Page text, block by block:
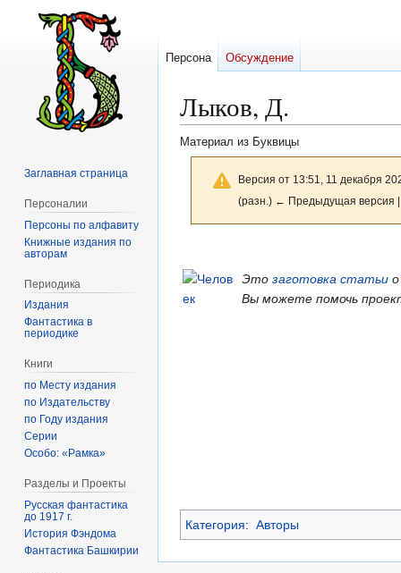
Лыков, Д.
Материал из Буквицы
Версия от 13:51, 11 декабря
(разн.) ← Предыдущая версия
к
навигации
к
поиску
Это заготовка статьи
Вы можете помочь
Категория: Авторы
Персона Обсуждение
Заглавная страница
Персоналии
Персоны по алфавиту
Книжные издания по
авторам
Периодика
Издания
Фантастика в
периодике
Книги
по Месту издания
по Издательству
по Году издания
Серии
Особо: «Рамка»
Разделы и Проекты
Русская фантастика
до 1917 г.
История Фэндома
Фантастика Башкирии